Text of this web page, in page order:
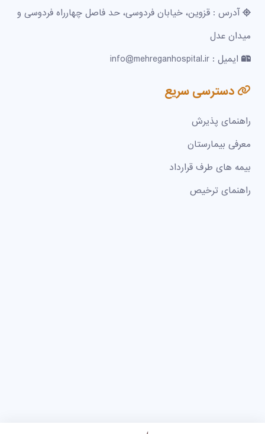
آدرس : قزوین، خیابان فردوسی، حد فاصل چهارراه فردوسی و
میدان عدل
ایمیل : info@mehreganhospital.ir
دسترسی سریع
راهنمای پذیرش
معرفی بیمارستان
بیمه های طرف قرارداد
راهنمای ترخیص